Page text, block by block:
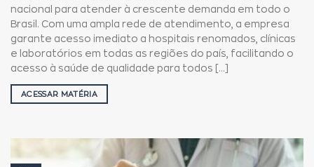
nacional para atender à crescente demanda em todo o
Brasil. Com uma ampla rede de atendimento, a empresa
garante acesso imediato a hospitais renomados, clínicas
e laboratórios em todas as regiões do país, facilitando o
acesso à saúde de qualidade para todos [...]
ACESSAR MATÉRIA